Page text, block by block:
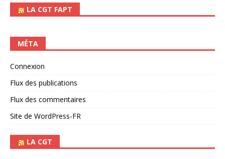
LA CGT FAPT
MÉTA
Connexion
Flux des publications
Flux des commentaires
Site de WordPress-FR
LA CGT